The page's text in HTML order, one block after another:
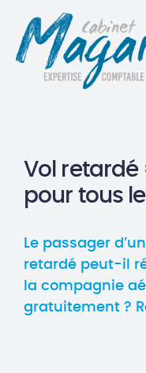
Vol
pour tous
Le passager
retardé peut-il
la compagnie
gratuitement ?